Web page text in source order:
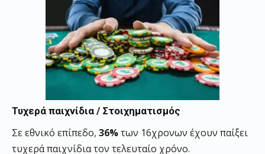
Τυχερά παιχνίδια / Στοιχηματισμός
Σε εθνικό επίπεδο, 36%των 16χρονων έχουν παίξει
τυχερά παιχνίδια τον τελευταίο χρόνο.